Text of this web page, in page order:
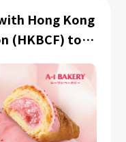
Hong Kong
(HKBCF) to